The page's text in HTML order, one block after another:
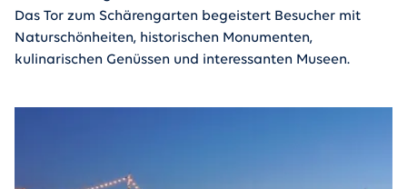
Das Tor zum Schärengarten begeistert Besucher mit
Naturschönheiten, historischen Monumenten,
kulinarischen Genüssen und interessanten Museen.